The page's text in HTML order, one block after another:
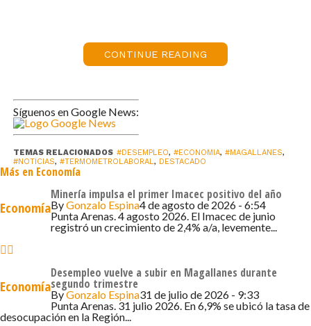
desocupación y, por otro lado, destacar que, somos la
región con la tasa de informalidad más baja a nivel país, lo
todas maneras, es importante decir que estamos 4,1
puntos porcentuales por debajo de la tasa de
Al desagregar por sexo este resultado, que posiciona a
Magallanes como la tercera región con menor tasa de
desempleo en Chile (4,0%), se visualiza que la tasa de
desocupación de las mujeres alcanzó un 5,1% (2.236
“Magallanes registra una de las tasas de ocupación más
altas del país, con un 63,9% y un total de 97.556 personas
CONTINUE READING
Síguenos en Google News:
TEMAS RELACIONADOS #DESEMPLEO, #ECONOMIA, #MAGALLANES,
#NOTICIAS, #TERMOMETROLABORAL, DESTACADO
Más en Economía
Economía
Minería impulsa el primer Imacec positivo del año
ByGonzalo Espina4 de agosto de 2026 - 6:54
Punta Arenas. 4 agosto 2026. El Imacec de junio
registró un crecimiento de 2,4% a/a, levemente...
Economía
Desempleo vuelve a subir en Magallanes durante
segundo trimestre
ByGonzalo Espina31 de julio de 2026 - 9:33
Punta Arenas. 31 julio 2026. En 6,9% se ubicó la tasa de
desocupación en la Región...